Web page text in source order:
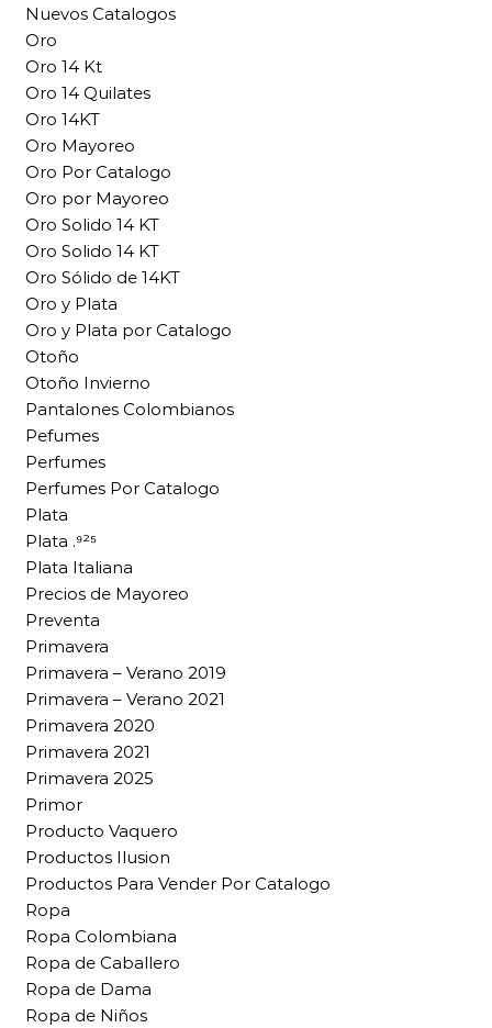
Nuevos Catalogos
Oro
Oro 14 Kt
Oro 14 Quilates
Oro 14KT
Oro Mayoreo
Oro Por Catalogo
Oro por Mayoreo
Oro Solido 14 KT
Oro Solido 14 KT
Oro Sólido de 14KT
Oro y Plata
Oro y Plata por Catalogo
Otoño
Otoño Invierno
Pantalones Colombianos
Pefumes
Perfumes
Perfumes Por Catalogo
Plata
Plata .⁹²⁵
Plata Italiana
Precios de Mayoreo
Preventa
Primavera
Primavera – Verano 2019
Primavera – Verano 2021
Primavera 2020
Primavera 2021
Primavera 2025
Primor
Producto Vaquero
Productos Ilusion
Productos Para Vender Por Catalogo
Ropa
Ropa Colombiana
Ropa de Caballero
Ropa de Dama
Ropa de Niños